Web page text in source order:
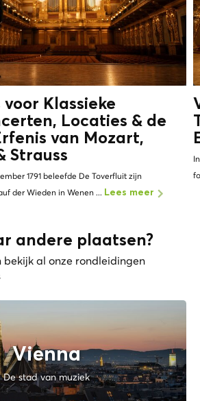
voor Klassieke
Locaties & de
van Mozart,
Strauss
1791 beleefde De Toverfluit zijn
der Wieden in Wenen ... Lees meer
andere plaatsen?
bekijk al onze rondleidingen
Vienna
De stad van muziek